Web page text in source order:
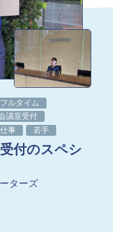
フルタイム
議室受付
事 若手
付のスペシ
ターズ